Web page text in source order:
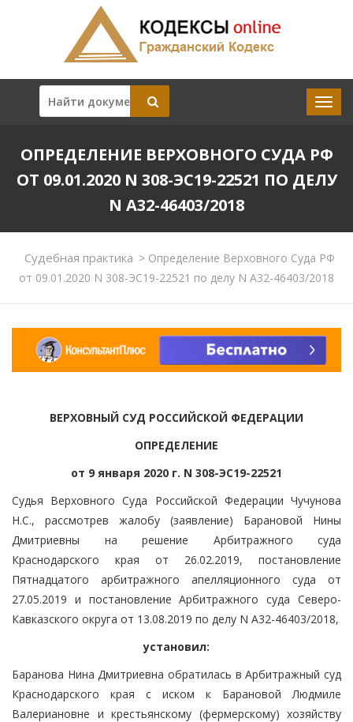
ОПРЕДЕЛЕНИЕ ВЕРХОВНОГО СУДА РФ
ОТ 09.01.2020 N 308-ЭС19-22521 ПО ДЕЛУ
N А32-46403/2018
Судебная практика >Определение Верховного Суда РФ
от 09.01.2020 N 308-ЭС19-22521 по делу N А32-46403/2018
ВЕРХОВНЫЙ СУД РОССИЙСКОЙ ФЕДЕРАЦИИ
ОПРЕДЕЛЕНИЕ
от 9 января 2020 г. N 308-ЭС19-22521
Судья Верховного Суда Российской Федерации Чучунова
Н.С., рассмотрев жалобу (заявление) Барановой Нины
Дмитриевны на решение Арбитражного суда
Краснодарского края от 26.02.2019, постановление
Пятнадцатого арбитражного апелляционного суда от
27.05.2019 и постановление Арбитражного суда Северо-
Кавказского округа от 13.08.2019 по делу N А32-46403/2018,
установил:
Баранова Нина Дмитриевна обратилась в Арбитражный суд
Краснодарского края с иском к Барановой Людмиле
Валериановне и крестьянскому (фермерскому) хозяйству